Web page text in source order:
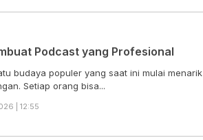
Podcast yang Profesional
budaya populer yang saat ini mulai menarik
Setiap orang bisa...
| 12:55